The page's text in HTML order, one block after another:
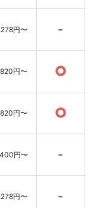
円〜 -
円〜 ○
円〜 ○
円〜 -
円〜 -